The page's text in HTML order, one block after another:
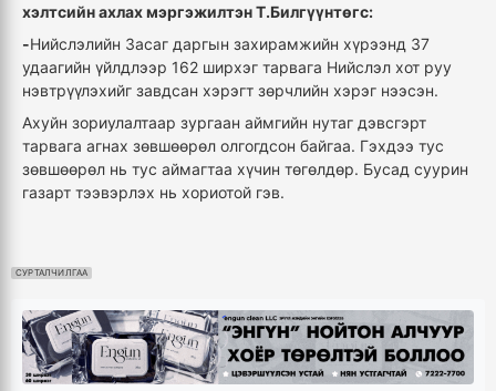
хэлтсийн ахлах мэргэжилтэн Т.Билгүүнтөгс:
-Нийслэлийн Засаг даргын захирамжийн хүрээнд 37
удаагийн үйлдлээр 162 ширхэг тарвага Нийслэл хот руу
нэвтрүүлэхийг завдсан хэрэгт зөрчлийн хэрэг нээсэн.
Ахуйн зориулалтаар зургаан аймгийн нутаг дэвсгэрт
тарвага агнах зөвшөөрөл олгогдсон байгаа. Гэхдээ тус
зөвшөөрөл нь тус аймагтаа хүчин төгөлдөр. Бусад суурин
газарт тээвэрлэх нь хориотой гэв.
СУРТАЛЧИЛГАА